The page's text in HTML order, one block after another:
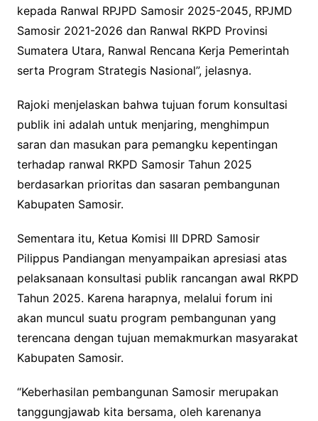
kepada Ranwal RPJPD Samosir 2025-2045, RPJMD
Samosir 2021-2026 dan Ranwal RKPD Provinsi
Sumatera Utara, Ranwal Rencana Kerja Pemerintah
serta Program Strategis Nasional”, jelasnya.
Rajoki menjelaskan bahwa tujuan forum konsultasi
publik ini adalah untuk menjaring, menghimpun
saran dan masukan para pemangku kepentingan
terhadap ranwal RKPD Samosir Tahun 2025
berdasarkan prioritas dan sasaran pembangunan
Kabupaten Samosir.
Sementara itu, Ketua Komisi III DPRD Samosir
Pilippus Pandiangan menyampaikan apresiasi atas
pelaksanaan konsultasi publik rancangan awal RKPD
Tahun 2025. Karena harapnya, melalui forum ini
akan muncul suatu program pembangunan yang
terencana dengan tujuan memakmurkan masyarakat
Kabupaten Samosir.
“Keberhasilan pembangunan Samosir merupakan
tanggungjawab kita bersama, oleh karenanya